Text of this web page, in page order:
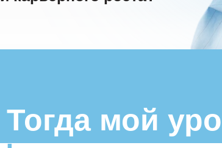
Тогда мой